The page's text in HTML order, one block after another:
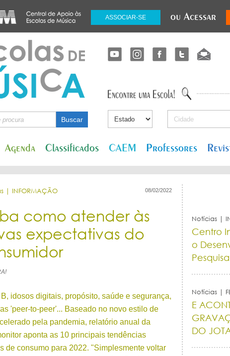
ASSOCIAR-SE ou Acessar
Agenda Classificados CAEM Professores
Notícias |
Centro
o
Notícias |
E
DO
| INFORMAÇÃO 08/02/2022
como atender às
expectativas do
idosos digitais, propósito, saúde e segurança,
'peer-to-peer'... Baseado no novo estilo de
pela pandemia, relatório anual da
aponta as 10 principais tendências
de consumo para 2022. "Simplesmente voltar